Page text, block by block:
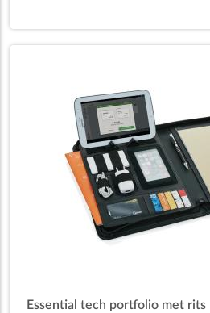
Essential tech portfolio met rits